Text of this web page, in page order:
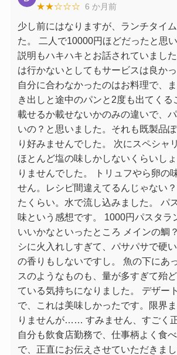
★★☆☆☆ 6 か月前
少し前にはなりますが、ランチタイ
た。 二人で10000円ほどだったと思
説明もハキハキとお話されていまし
は行かないとしてもサービスは良かっ
自分に合わなかったのはお料理で、
き出しと途中のパンと2度も出てくる
載せるか載せないかのみの違いで、
いの？と思いました。それも既製品
り好みませんでした。 次にスペシャ
ほとんど塩の味しかしないくらいし
りませんでした。 トリュフやら卵の
せん。レシピ間違えてるんじゃない
たくらい。水で流し込みました。 パ
味という感想です。 1000円パスタラ
いいかなといったところ メインの鯛
シに火入れしすぎて、パサパサで硬
の香りもしないですし。 魚の下にあ
スのようなものも、量が多すぎて殆
ている気持ちになりました。 デザー
で、これは美味しかったです。限界
りませんが…… すみません、すごく正
自分も飲食店勤務で、仕事柄よく食
で、正直にお伝えさせていただきま